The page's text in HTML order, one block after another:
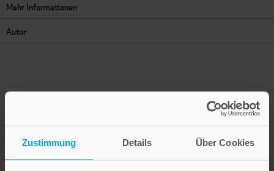
Zustimmung Details Über Cookies
Mehr Informationen
Autor
Zusätzliche Informationen und Medien